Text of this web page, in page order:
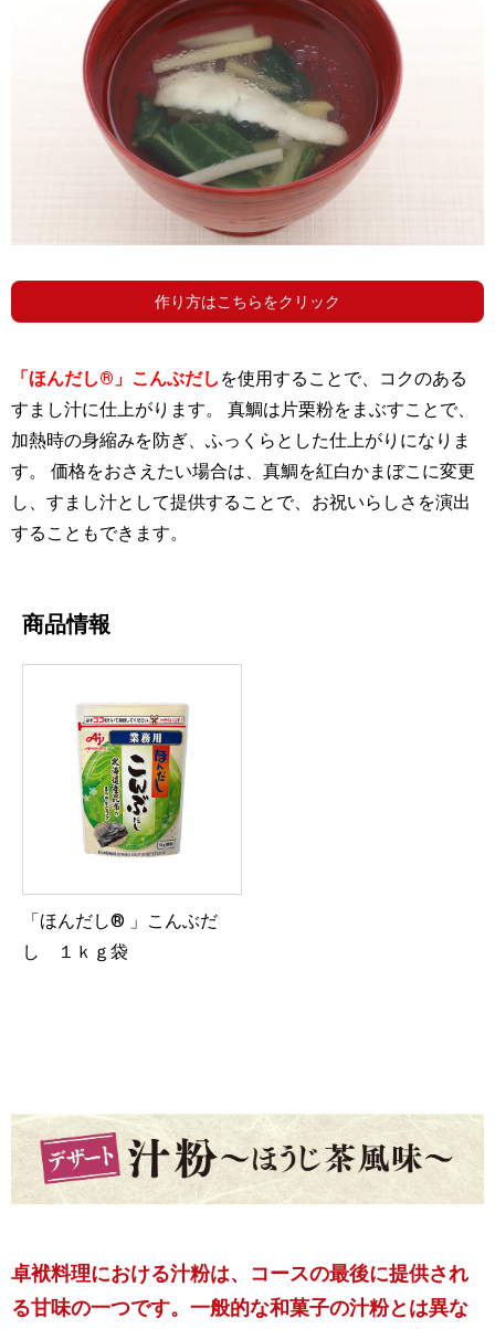
作り方はこちらをクリック
「ほんだし®」こんぶだし を使用することで、コクのある
すまし汁に仕上がります。 真鯛は片栗粉をまぶすことで、
加熱時の身縮みを防ぎ、ふっくらとした仕上がりになりま
す。 価格をおさえたい場合は、真鯛を紅白かまぼこに変更
し、すまし汁として提供することで、お祝いらしさを演出
することもできます。
商品情報
「ほんだし® 」こんぶだ
し １ｋｇ袋
卓袱料理における汁粉は、コースの最後に提供され
る甘味の一つです。一般的な和菓子の汁粉とは異な